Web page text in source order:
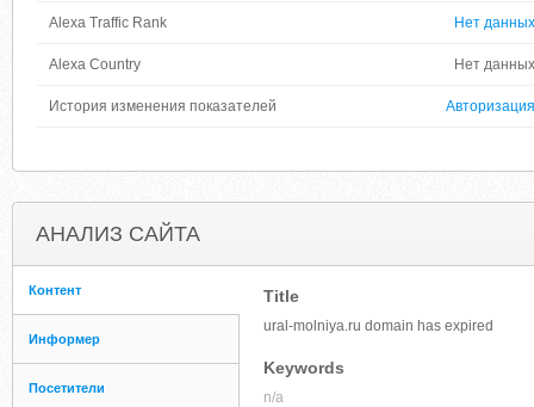
Alexa Traffic Rank Нет данных
Alexa Country Нет данных
История изменения показателей Авторизация
АНАЛИЗ САЙТА
Контент
Информер
Посетители
Title
ural-molniya.ru domain has expired
Keywords
n/a